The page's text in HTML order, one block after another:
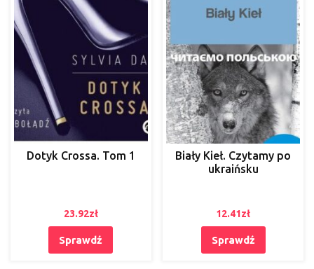
Dotyk Crossa. Tom 1
23.92zł
Sprawdź
Biały Kieł. Czytamy po
ukraińsku
12.41zł
Sprawdź